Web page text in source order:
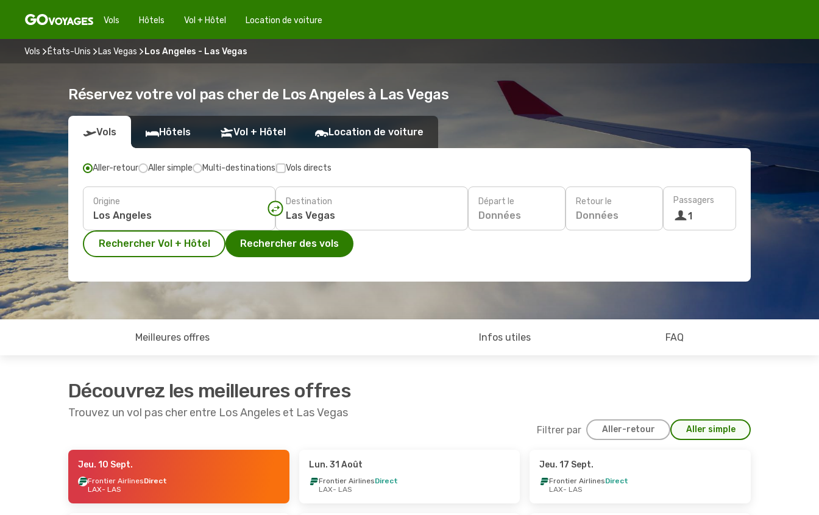
Vols Hôtels Vol + Hôtel Location de voiture
Vols États-Unis Las Vegas Los Angeles - Las Vegas
Réservez votre vol pas cher de Los Angeles à Las Vegas
Vols Hôtels Vol + Hôtel Location de voiture
Aller-retour Aller simple Multi-destinations Vols directs
Origine Destination Départ le
Données
Retour le
Données
Passagers
1
Rechercher Vol + Hôtel Rechercher des vols
Meilleures offres Infos utiles FAQ
Découvrez les meilleures offres
Trouvez un vol pas cher entre Los Angeles et Las Vegas
Filtrer par Aller-retour Aller simple
- Mar. 25 Août
Direct
Direct
Jeu. 10 Sept.
Frontier AirlinesDirect
LAX- LAS
Lun. 31 Août
Frontier AirlinesDirect
LAX- LAS
Jeu. 17 Sept.
Frontier AirlinesDirect
LAX- LAS